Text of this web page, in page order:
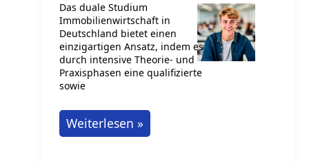
klappt
das?
Das duale Studium
Immobilienwirtschaft in
Deutschland bietet einen
einzigartigen Ansatz, indem es
durch intensive Theorie- und
Praxisphasen eine qualifizierte
sowie
Duales
Studium
Weiterlesen »